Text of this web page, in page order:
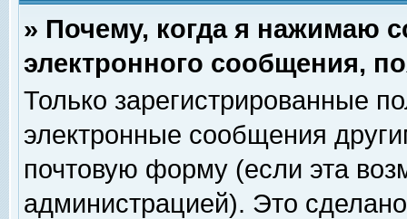
» Почему, когда я нажимаю
электронного сообщения,
Только зарегистрированные
электронные сообщения
почтовую форму (если эта
администрацией). Это